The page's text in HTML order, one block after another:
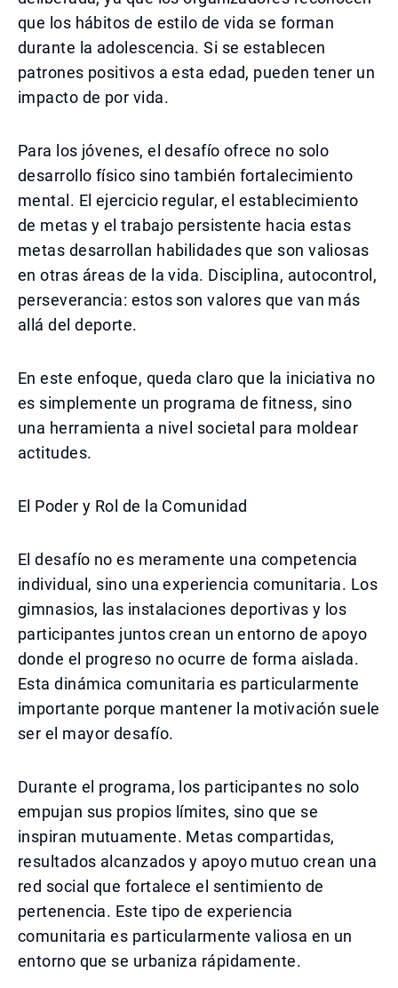
que los hábitos de estilo de vida se forman
durante la adolescencia. Si se establecen
patrones positivos a esta edad, pueden tener un
impacto de por vida.
Para los jóvenes, el desafío ofrece no solo
desarrollo físico sino también fortalecimiento
mental. El ejercicio regular, el establecimiento
de metas y el trabajo persistente hacia estas
metas desarrollan habilidades que son valiosas
en otras áreas de la vida. Disciplina, autocontrol,
perseverancia: estos son valores que van más
allá del deporte.
En este enfoque, queda claro que la iniciativa no
es simplemente un programa de fitness, sino
una herramienta a nivel societal para moldear
actitudes.
El Poder y Rol de la Comunidad
El desafío no es meramente una competencia
individual, sino una experiencia comunitaria. Los
gimnasios, las instalaciones deportivas y los
participantes juntos crean un entorno de apoyo
donde el progreso no ocurre de forma aislada.
Esta dinámica comunitaria es particularmente
importante porque mantener la motivación suele
ser el mayor desafío.
Durante el programa, los participantes no solo
empujan sus propios límites, sino que se
inspiran mutuamente. Metas compartidas,
resultados alcanzados y apoyo mutuo crean una
red social que fortalece el sentimiento de
pertenencia. Este tipo de experiencia
comunitaria es particularmente valiosa en un
entorno que se urbaniza rápidamente.